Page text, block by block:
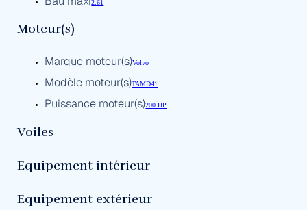
2.61
Moteur(s)
Marque moteur(s)Volvo
Modèle moteur(s)TAMD41
Puissance moteur(s)200 HP
Voiles
Equipement intérieur
Equipement extérieur